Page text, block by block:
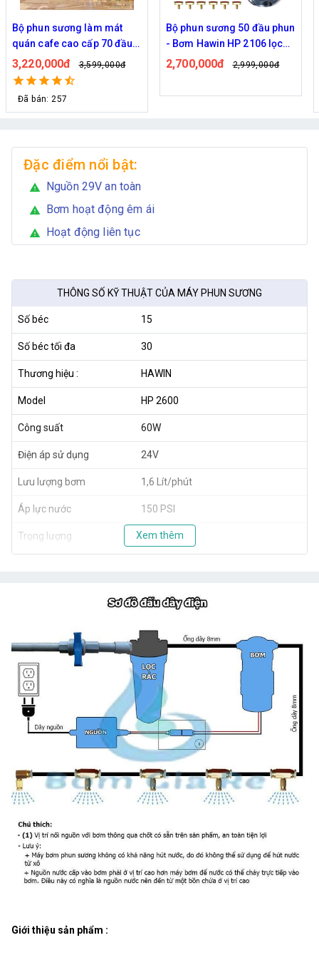
Bộ phun sương 50 đầu phun
- Bơm Hawin HP 2106 lọc
rác 50M dây
2,700,000đ 2,999,000đ
Hệ thống phun sương làm
mát trọn bộ Daehan DH-
6017 20 béc
1,130,000đ 1,299,000đ
Đã bán: 320
Đặc điểm nổi bật:
warning Nguồn 29V an toàn
warning Bơm hoạt động êm ái
warning Hoạt động liên tục
THÔNG SỐ KỸ THUẬT CỦA MÁY PHUN SƯƠNG
Số béc 15
Số béc tối đa 30
Thương hiệu : HAWIN
Model HP 2600
Công suất 60W
Điện áp sử dụng 24V
Lưu lượng bơm 1,6 Lít/phút
Áp lực nước 150 PSI
Trọng lượng 1,8kg
Xem thêm
Giới thiệu sản phẩm :